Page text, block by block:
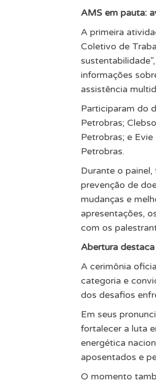
AMS em pauta:
A primeira
Coletivo de
informações
assistência
Participaram do
Petrobras;
Petrobras; e
Petrobras.
Durante o
prevenção de
mudanças e
apresentações,
com os
Abertura
A cerimônia
categoria e
dos desafios
Em seus
fortalecer a luta
energética
aposentados e
O momento